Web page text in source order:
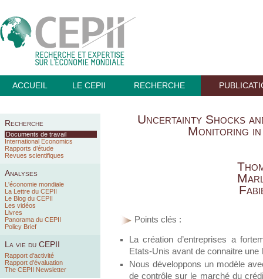
ACCUEIL LE CEPII RECHERCHE
Recherche
Documents de travail
International Economics
Rapports d’étude
Revues scientifiques
Analyses
L'économie mondiale
La Lettre du CEPII
Le Blog du CEPII
Les vidéos
Livres
Panorama du CEPII
Policy Brief
La vie du CEPII
Rapport d'activité
Rapport d'évaluation
The CEPII Newsletter
Uncertainty Shocks
Monitoring
Points clés :
La création d’entreprises a
Etats-Unis avant de connaitre une
Nous développons un modèle
de contrôle sur le marché du